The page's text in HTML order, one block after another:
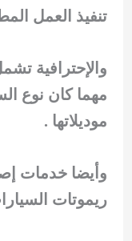
تنفيذ العمل
والإحترافية
مهما كان نوع
موديلاتها .
وأيضا خدمات
ريموتات